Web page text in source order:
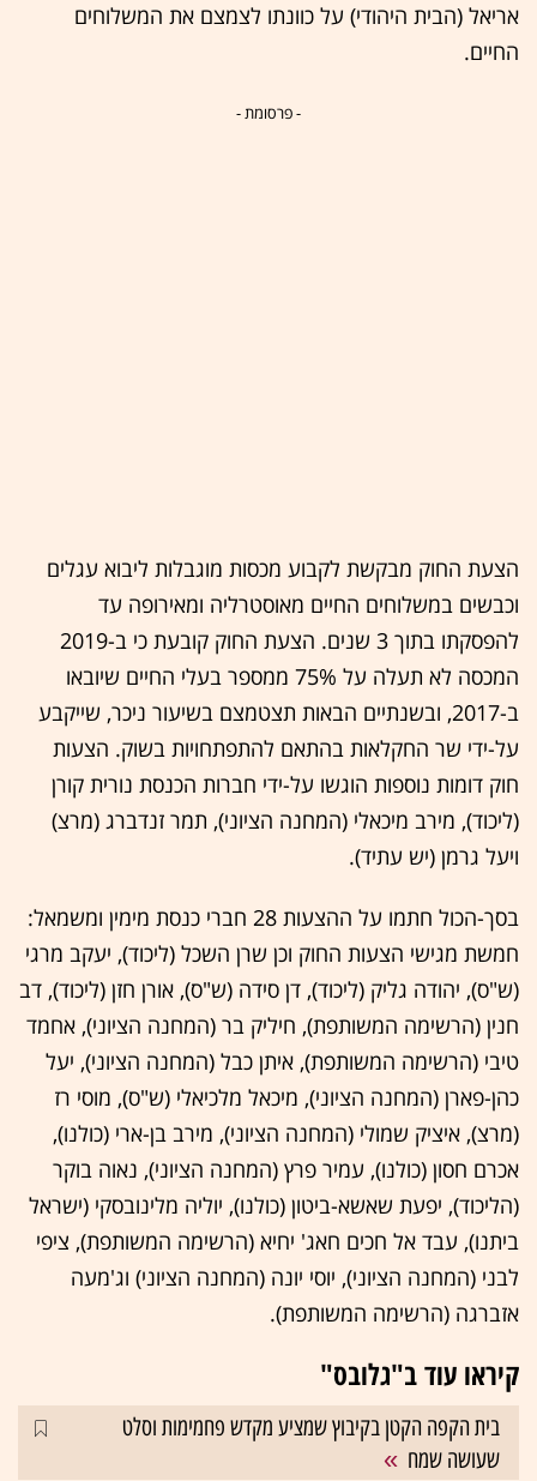
אריאל (הבית היהודי) על כוונתו לצמצם את המשלוחים
החיים.
- פרסומת -
הצעת החוק מבקשת לקבוע מכסות מוגבלות ליבוא עגלים
וכבשים במשלוחים החיים מאוסטרליה ומאירופה עד
להפסקתו בתוך 3 שנים. הצעת החוק קובעת כי ב-2019
המכסה לא תעלה על 75% ממספר בעלי החיים שיובאו
ב-2017, ובשנתיים הבאות תצטמצם בשיעור ניכר, שייקבע
על-ידי שר החקלאות בהתאם להתפתחויות בשוק. הצעות
חוק דומות נוספות הוגשו על-ידי חברות הכנסת נורית קורן
(ליכוד), מירב מיכאלי (המחנה הציוני), תמר זנדברג (מרצ)
ויעל גרמן (יש עתיד).
בסך-הכול חתמו על ההצעות 28 חברי כנסת מימין ומשמאל:
חמשת מגישי הצעות החוק וכן שרן השכל (ליכוד), יעקב מרגי
(ש"ס), יהודה גליק (ליכוד), דן סידה (ש"ס), אורן חזן (ליכוד), דב
חנין (הרשימה המשותפת), חיליק בר (המחנה הציוני), אחמד
טיבי (הרשימה המשותפת), איתן כבל (המחנה הציוני), יעל
כהן-פארן (המחנה הציוני), מיכאל מלכיאלי (ש"ס), מוסי רז
(מרצ), איציק שמולי (המחנה הציוני), מירב בן-ארי (כולנו),
אכרם חסון (כולנו), עמיר פרץ (המחנה הציוני), נאוה בוקר
(הליכוד), יפעת שאשא-ביטון (כולנו), יוליה מלינובסקי (ישראל
ביתנו), עבד אל חכים חאג' יחיא (הרשימה המשותפת), ציפי
לבני (המחנה הציוני), יוסי יונה (המחנה הציוני) וג'מעה
אזברגה (הרשימה המשותפת).
קיראו עוד ב"גלובס"
בית הקפה הקטן בקיבוץ שמציע מקדש פחמימות וסלט
שעושה שמח